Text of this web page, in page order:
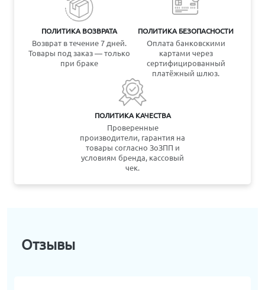
ПОЛИТИКА ВОЗВРАТА
Возврат в течение 7 дней.
Товары под заказ — только
при браке
ПОЛИТИКА БЕЗОПАСНОСТИ
Оплата банковскими
картами через
сертифицированный
платёжный шлюз.
ПОЛИТИКА КАЧЕСТВА
Проверенные
производители, гарантия на
товары согласно ЗоЗПП и
условиям бренда, кассовый
чек.
Отзывы